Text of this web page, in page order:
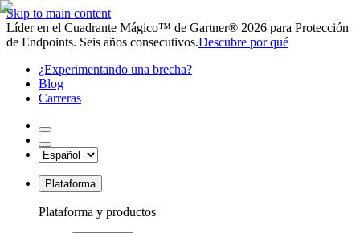
Skip to main content
Líder en el Cuadrante Mágico™ de Gartner® 2026 para Protección
de Endpoints. Seis años consecutivos.Descubre por qué
¿Experimentando una brecha?
Blog
Carreras
Plataforma
Plataforma y productos